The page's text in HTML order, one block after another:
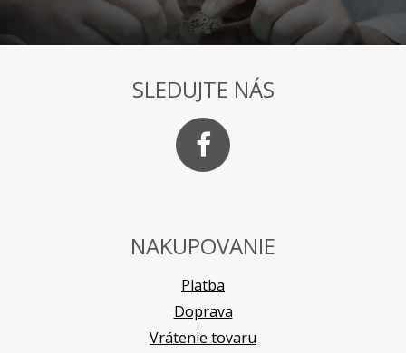
SLEDUJTE NÁS
NAKUPOVANIE
Platba
Doprava
Vrátenie tovaru